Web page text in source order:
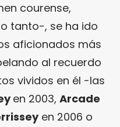
courense,
tanto-, se ha ido
aficionados más
al recuerdo
vividos en él -las
en 2003, Arcade
en 2006 o